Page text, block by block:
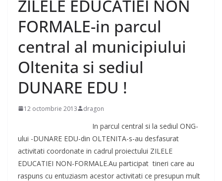
ZILELE EDUCATIEI NON
FORMALE-in parcul
central al municipiului
Oltenita si sediul
DUNARE EDU !
12 octombrie 2013 dragon
In parcul central si la sediul ONG-
ului -DUNARE EDU-din OLTENITA-s-au desfasurat
activitati coordonate in cadrul proiectului ZILELE
EDUCATIEI NON-FORMALE.Au participat tineri care au
raspuns cu entuziasm acestor activitati ce presupun mult